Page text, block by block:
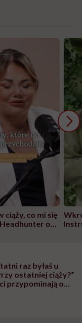
ciąży, co mi się
o
raz byłaś u
ostatniej ciąży?”
przypominają o